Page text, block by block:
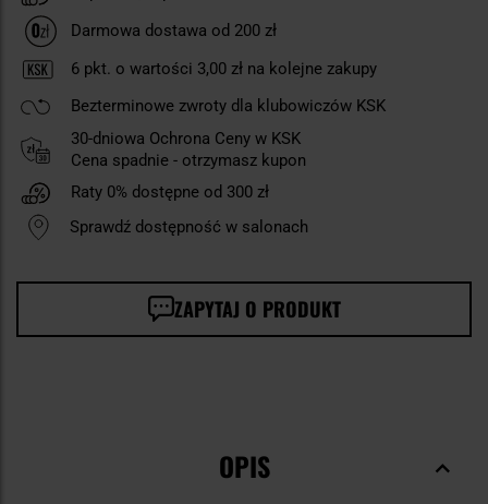
Darmowa dostawa od 200 zł
6 pkt. o wartości 3,00 zł na kolejne zakupy
Bezterminowe zwroty dla klubowiczów KSK
30-dniowa Ochrona Ceny w KSK
Cena spadnie - otrzymasz kupon
Raty 0% dostępne od 300 zł
Sprawdź dostępność w salonach
ZAPYTAJ O PRODUKT
OPIS